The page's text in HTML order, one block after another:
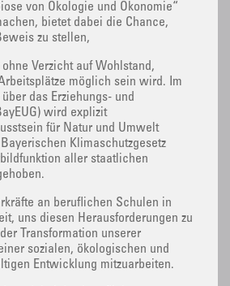
von Ökologie und Ökonomie“
bietet dabei die Chance,
zu stellen,
Verzicht auf Wohlstand,
möglich sein wird. Im
das Erziehungs- und
wird explizit
für Natur und Umwelt
Klimaschutzgesetz
aller staatlichen
an beruflichen Schulen in
uns diesen Herausforderungen zu
Transformation unserer
sozialen, ökologischen und
Entwicklung mitzuarbeiten.